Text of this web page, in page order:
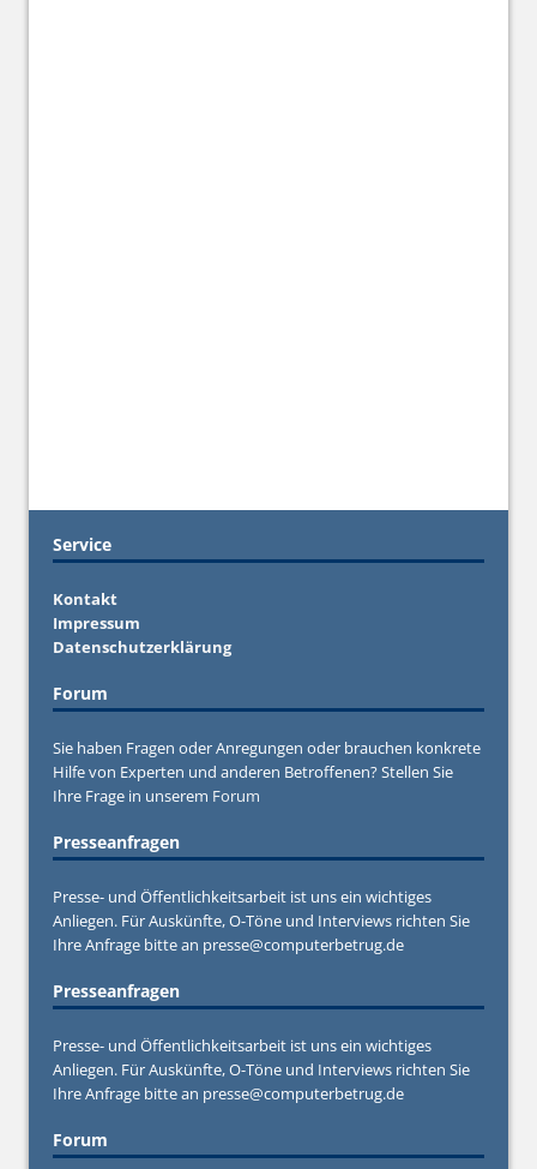
Service
Kontakt
Impressum
Datenschutzerklärung
Forum
Sie haben Fragen oder Anregungen oder brauchen konkrete
Hilfe von Experten und anderen Betroffenen? Stellen Sie
Ihre Frage in unserem Forum
Presseanfragen
Presse- und Öffentlichkeitsarbeit ist uns ein wichtiges
Anliegen. Für Auskünfte, O-Töne und Interviews richten Sie
Ihre Anfrage bitte an presse@computerbetrug.de
Presseanfragen
Presse- und Öffentlichkeitsarbeit ist uns ein wichtiges
Anliegen. Für Auskünfte, O-Töne und Interviews richten Sie
Ihre Anfrage bitte an presse@computerbetrug.de
Forum